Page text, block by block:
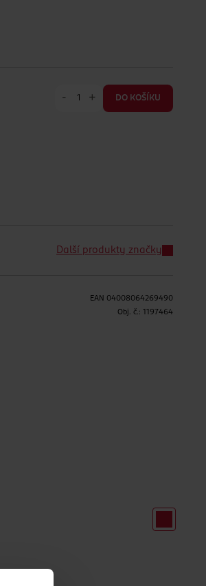
- + DO KOŠÍKU
Další produkty značky
EAN 04008064269490
Obj. č.: 1197464